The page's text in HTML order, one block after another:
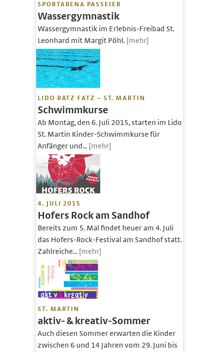
SPORTARENA PASSEIER
Wassergymnastik
Wassergymnastik im Erlebnis-Freibad St.
Leonhard mit Margit Pöhl. [mehr]
LIDO RATZ FATZ – ST. MARTIN
Schwimmkurse
Ab Montag, den 6. Juli 2015, starten im Lido
St. Martin Kinder-Schwimmkurse für
Anfänger und... [mehr]
4. JULI 2015
Hofers Rock am Sandhof
Bereits zum 5. Mal findet heuer am 4. Juli
das Hofers-Rock-Festival am Sandhof statt.
Zahlreiche... [mehr]
ST. MARTIN
aktiv- & kreativ-Sommer
Auch diesen Sommer erwarten die Kinder
zwischen 6 und 14 Jahren vom 29. Juni bis